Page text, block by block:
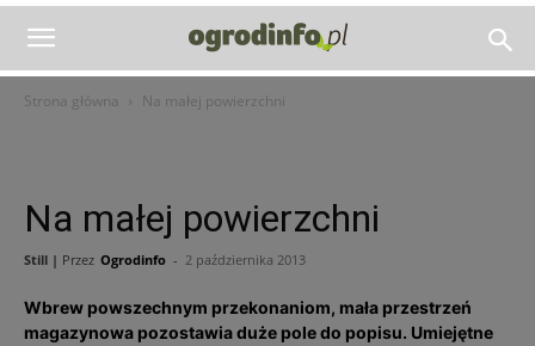
Strona główna Na małej powierzchni
Na małej powierzchni
Still | Przez Ogrodinfo - 2 października 2013
Wbrew powszechnym przekonaniom, mała przestrzeń
magazynowa pozostawia duże pole do popisu. Umiejętne